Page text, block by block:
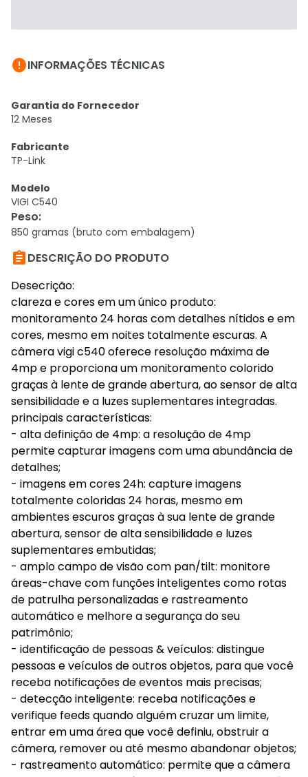
INFORMAÇÕES TÉCNICAS
Garantia do Fornecedor
12 Meses
Fabricante
TP-Link
Modelo
VIGI C540
Peso:
850 gramas (bruto com embalagem)
DESCRIÇÃO DO PRODUTO
Desecrição:
clareza e cores em um único produto:
monitoramento 24 horas com detalhes nítidos e em
cores, mesmo em noites totalmente escuras. A
câmera vigi c540 oferece resolução máxima de
4mp e proporciona um monitoramento colorido
graças à lente de grande abertura, ao sensor de alta
sensibilidade e a luzes suplementares integradas.
principais características:
- alta definição de 4mp: a resolução de 4mp
permite capturar imagens com uma abundância de
detalhes;
- imagens em cores 24h: capture imagens
totalmente coloridas 24 horas, mesmo em
ambientes escuros graças à sua lente de grande
abertura, sensor de alta sensibilidade e luzes
suplementares embutidas;
- amplo campo de visão com pan/tilt: monitore
áreas-chave com funções inteligentes como rotas
de patrulha personalizadas e rastreamento
automático e melhore a segurança do seu
patrimônio;
- identificação de pessoas & veículos: distingue
pessoas e veículos de outros objetos, para que você
receba notificações de eventos mais precisas;
- detecção inteligente: receba notificações e
verifique feeds quando alguém cruzar um limite,
entrar em uma área que você definiu, obstruir a
câmera, remover ou até mesmo abandonar objetos;
- rastreamento automático: permite que a câmera